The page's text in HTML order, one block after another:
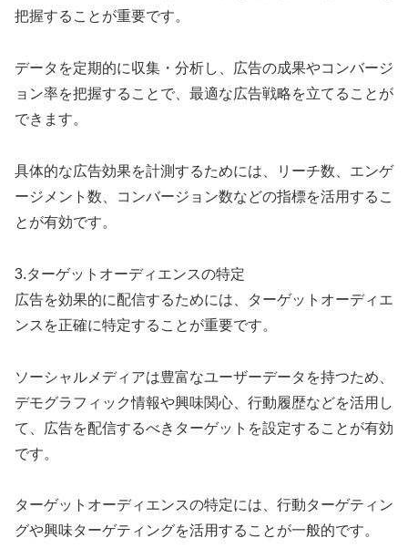
把握することが重要です。
データを定期的に収集・分析し、広告の成果やコンバージ
ョン率を把握することで、最適な広告戦略を立てることが
できます。
具体的な広告効果を計測するためには、リーチ数、エンゲ
ージメント数、コンバージョン数などの指標を活用するこ
とが有効です。
3.ターゲットオーディエンスの特定
広告を効果的に配信するためには、ターゲットオーディエ
ンスを正確に特定することが重要です。
ソーシャルメディアは豊富なユーザーデータを持つため、
デモグラフィック情報や興味関心、行動履歴などを活用し
て、広告を配信するべきターゲットを設定することが有効
です。
ターゲットオーディエンスの特定には、行動ターゲティン
グや興味ターゲティングを活用することが一般的です。